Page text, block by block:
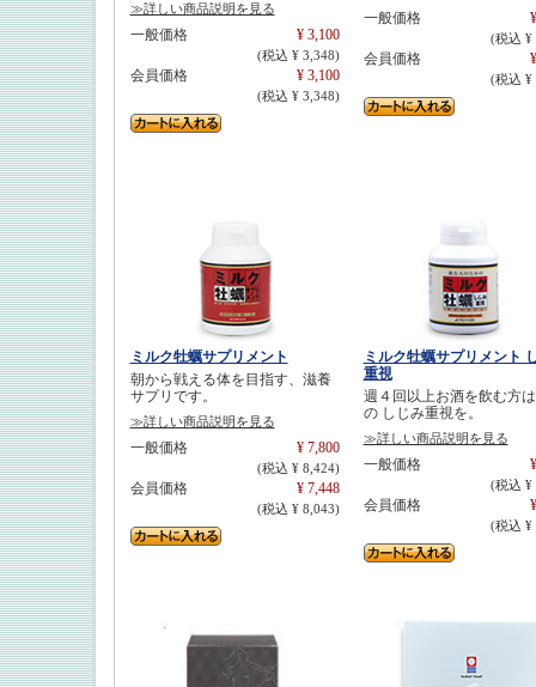
≫詳しい商品説明を見る
一般価格 ¥ 3,100
(税込 ¥ 3,348)
会員価格 ¥ 3,100
(税込 ¥ 3,348)
一般価格
(税込 ¥
会員価格
(税込 ¥
ミルク牡蠣サプリメント
朝から戦える体を目指す、滋養
サプリです。
≫詳しい商品説明を見る
一般価格 ¥ 7,800
(税込 ¥ 8,424)
会員価格 ¥ 7,448
(税込 ¥ 8,043)
ミルク牡蠣サプリメント
重視
週４回以上お酒を飲む方
の しじみ重視を。
≫詳しい商品説明を見る
一般価格
(税込 ¥
会員価格
(税込 ¥